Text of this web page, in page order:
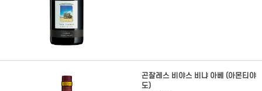
곤잘레스 비야스 비냐 아베 (아몬티야
도)